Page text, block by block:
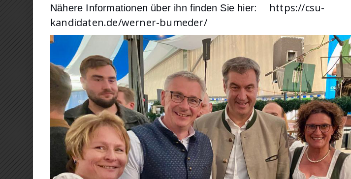
Nähere Informationen über ihn finden Sie hier: https://csu-
kandidaten.de/werner-bumeder/